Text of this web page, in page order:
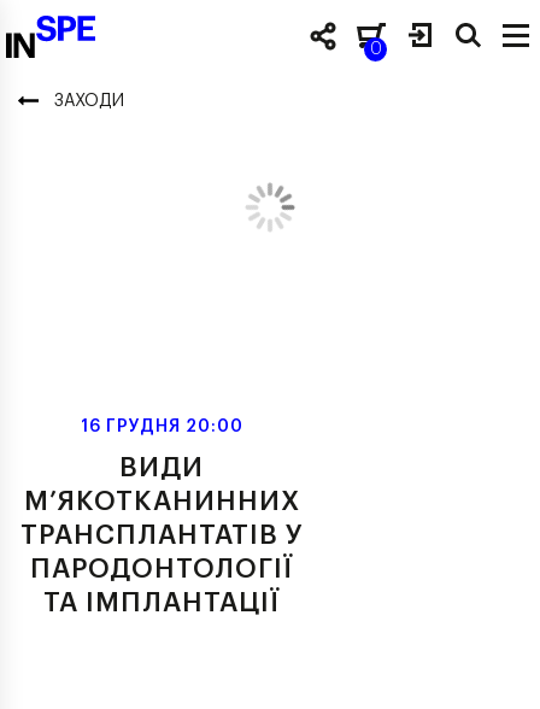
0
ЗАХОДИ
16 ГРУДНЯ 20:00
ВИДИ
М’ЯКОТКАНИННИХ
ТРАНСПЛАНТАТІВ У
ПАРОДОНТОЛОГІЇ
ТА ІМПЛАНТАЦІЇ